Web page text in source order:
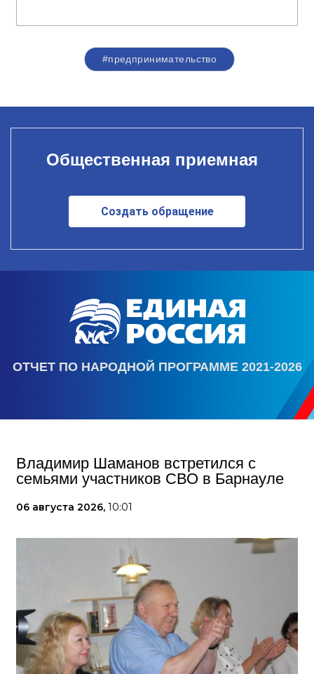
#предпринимательство
Общественная приемная
Создать обращение
ОТЧЕТ ПО НАРОДНОЙ ПРОГРАММЕ 2021-2026
Владимир Шаманов встретился с
семьями участников СВО в Барнауле
06 августа 2026, 10:01